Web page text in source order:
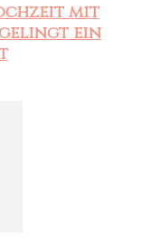
mit
gelingt ein